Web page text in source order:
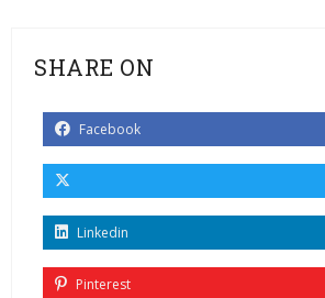
SHARE ON
Facebook
Linkedin
Pinterest